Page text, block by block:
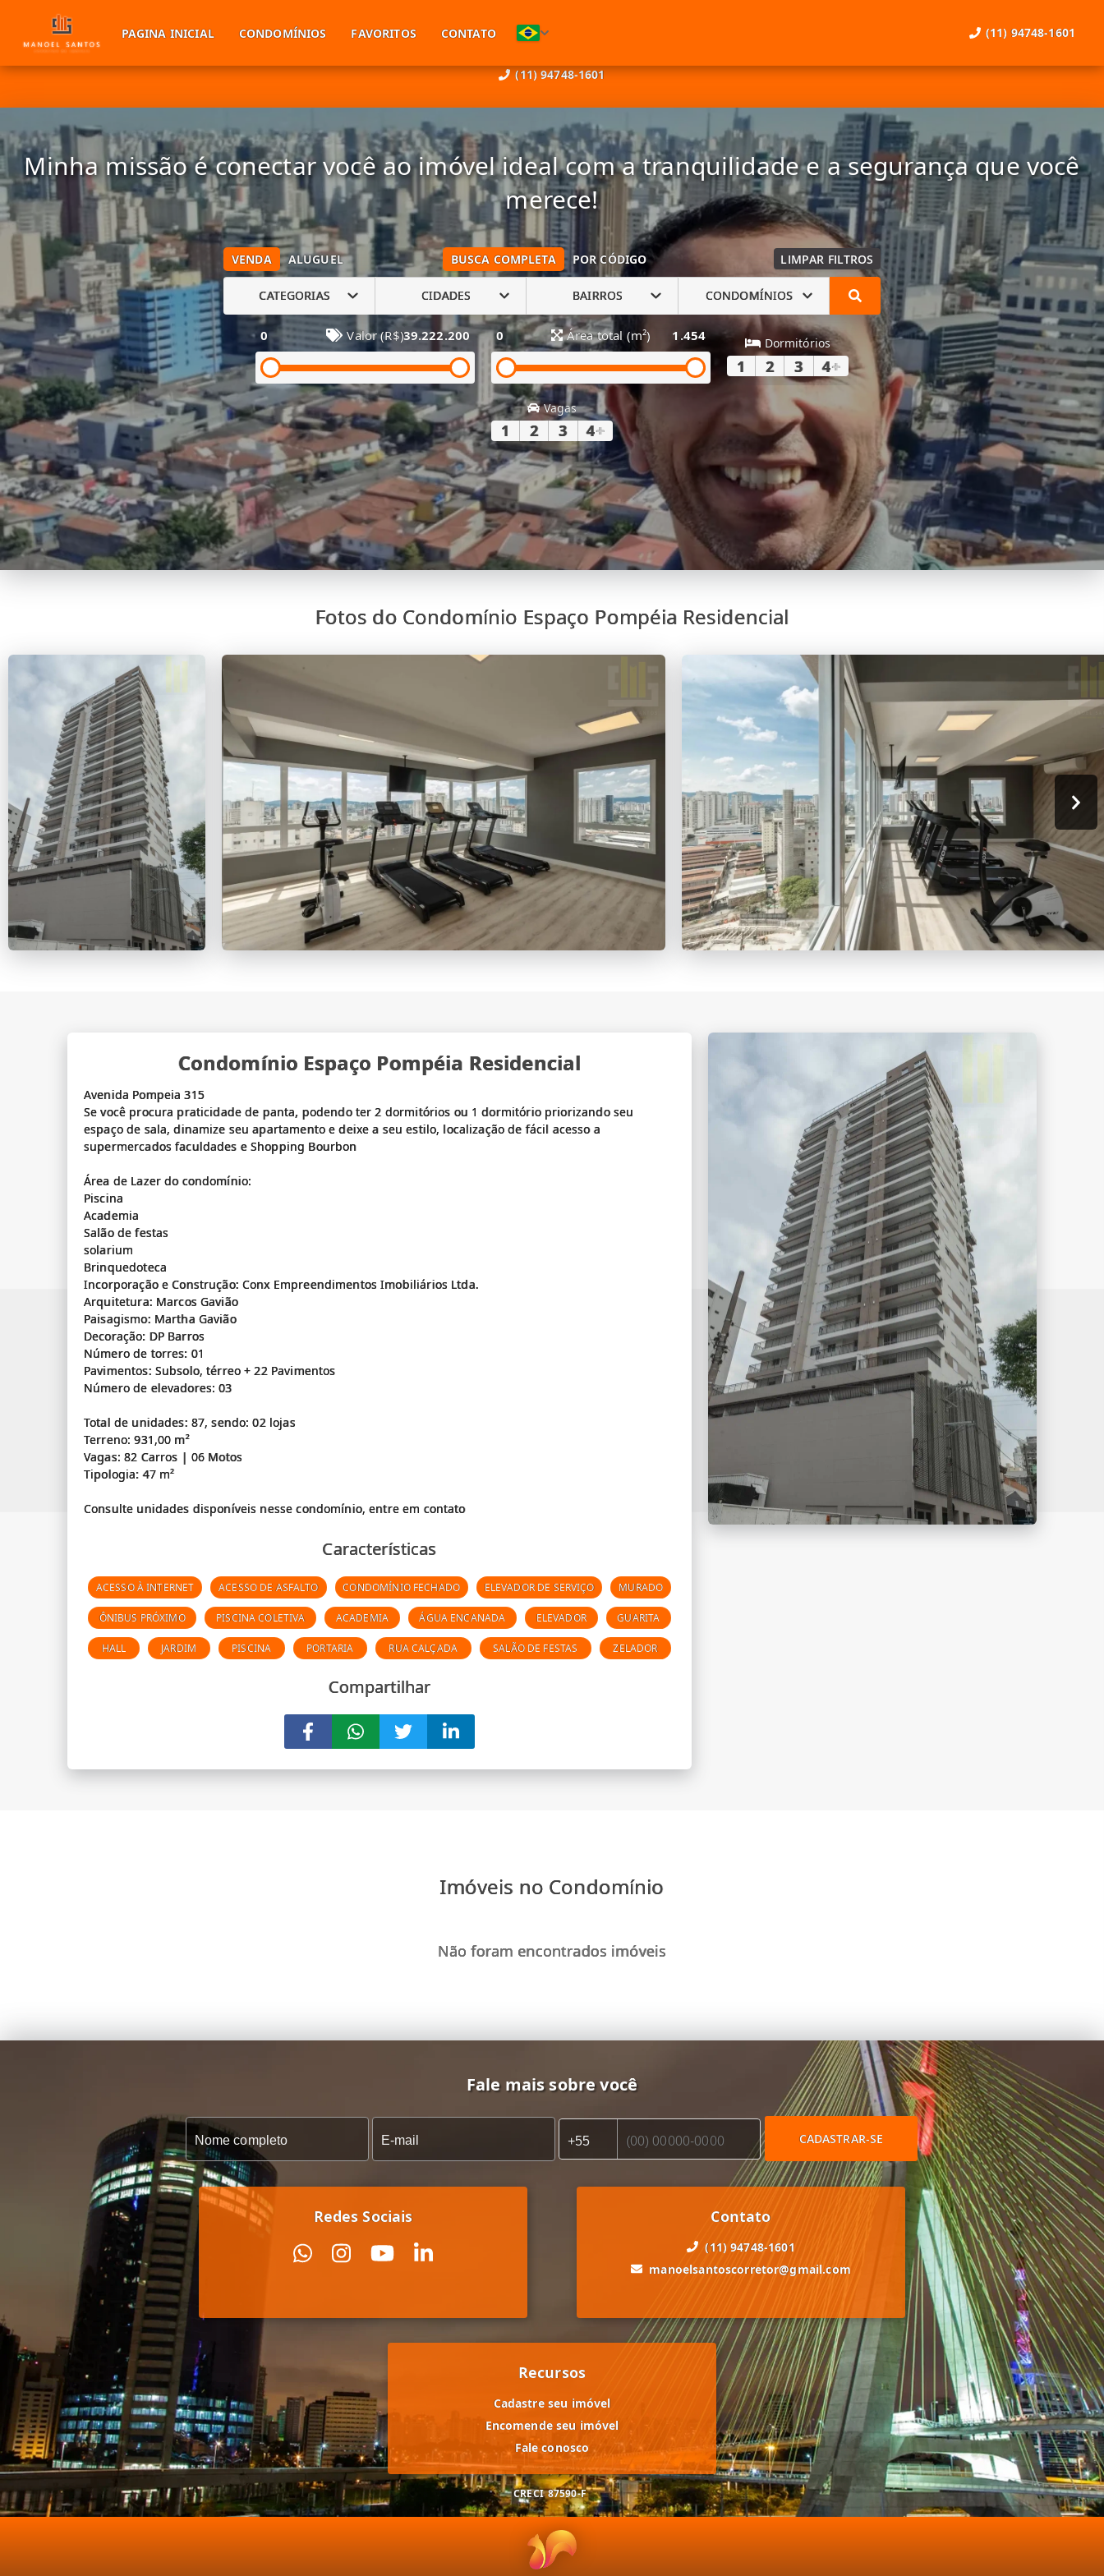
(11) 94748-1601
PAGINA INICIAL CONDOMÍNIOS FAVORITOS CONTATO (11) 94748-1601
Minha missão é conectar você ao imóvel ideal com a tranquilidade e a segurança que você
merece!
VENDA ALUGUEL BUSCA COMPLETA POR CÓDIGO LIMPAR FILTROS
CATEGORIAS CIDADES BAIRROS CONDOMÍNIOS
0 Valor (R$)39.222.200 0 Área total (m²) 1.454 Dormitórios
1 2 3 4+
Vagas
1 2 3 4+
Fotos do Condomínio Espaço Pompéia Residencial
Condomínio Espaço Pompéia Residencial
Avenida Pompeia 315
Se você procura praticidade de panta, podendo ter 2 dormitórios ou 1 dormitório priorizando seu
espaço de sala, dinamize seu apartamento e deixe a seu estilo, localização de fácil acesso a
supermercados faculdades e Shopping Bourbon
Área de Lazer do condomínio:
Piscina
Academia
Salão de festas
solarium
Brinquedoteca
Incorporação e Construção: Conx Empreendimentos Imobiliários Ltda.
Arquitetura: Marcos Gavião
Paisagismo: Martha Gavião
Decoração: DP Barros
Número de torres: 01
Pavimentos: Subsolo, térreo + 22 Pavimentos
Número de elevadores: 03
Total de unidades: 87, sendo: 02 lojas
Terreno: 931,00 m²
Vagas: 82 Carros | 06 Motos
Tipologia: 47 m²
Consulte unidades disponíveis nesse condomínio, entre em contato
Características
ACESSO À INTERNET ACESSO DE ASFALTO CONDOMÍNIO FECHADO ELEVADOR DE SERVIÇO MURADO
ÔNIBUS PRÓXIMO PISCINA COLETIVA ACADEMIA ÁGUA ENCANADA ELEVADOR GUARITA
HALL JARDIM PISCINA PORTARIA RUA CALÇADA SALÃO DE FESTAS ZELADOR
Compartilhar
Imóveis no Condomínio
Não foram encontrados imóveis
Fale mais sobre você
CADASTRAR-SE
Redes Sociais Contato
(11) 94748-1601
manoelsantoscorretor@gmail.com
Recursos
Cadastre seu imóvel
Encomende seu imóvel
Fale conosco
CRECI 87590-F